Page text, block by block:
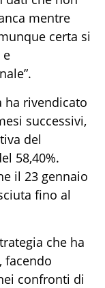
mentre
certa si
e
ha rivendicato
successivi,
del
58,40%.
il 23 gennaio
fino al
che ha
facendo
confronti di